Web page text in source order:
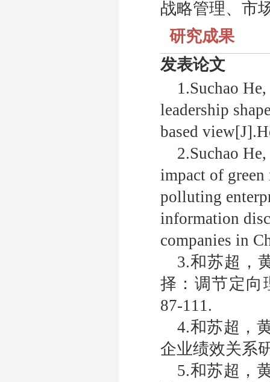
战略管理、市
研究成果
发表论文
1.Suchao
leadership
based
2.Suchao
impact of
polluting
information
companies in
3.和苏超，
择：调节定向
87-111.
4.和苏超，
企业绩效关系
5.和苏超，